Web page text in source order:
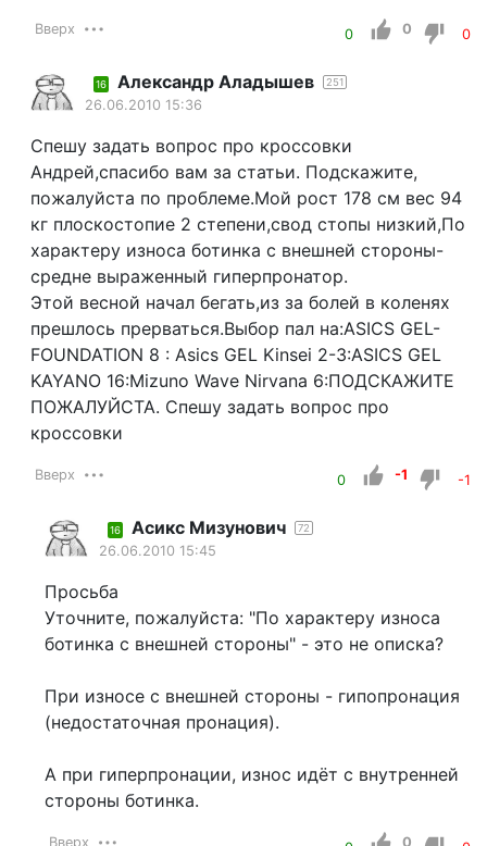
Вверх 0 0 0
16 Александр Аладышев 251
26.06.2010 15:36
Спешу задать вопрос про кроссовки
Андрей,спасибо вам за статьи. Подскажите,
пожалуйста по проблеме.Мой рост 178 см вес 94
кг плоскостопие 2 степени,свод стопы низкий,По
характеру износа ботинка с внешней стороны-
средне выраженный гиперпронатор.
Этой весной начал бегать,из за болей в коленях
прешлось прерваться.Выбор пал на:ASICS GEL-
FOUNDATION 8 : Asics GEL Kinsei 2-3:ASICS GEL
KAYANO 16:Mizuno Wave Nirvana 6:ПОДСКАЖИТЕ
ПОЖАЛУЙСТА. Спешу задать вопрос про
кроссовки
Вверх 0 -1 -1
16 Асикс Мизунович 72
26.06.2010 15:45
Просьба
Уточните, пожалуйста: "По характеру износа
ботинка с внешней стороны" - это не описка?
При износе с внешней стороны - гипопронация
(недостаточная пронация).
А при гиперпронации, износ идёт с внутренней
стороны ботинка.
Вверх 0